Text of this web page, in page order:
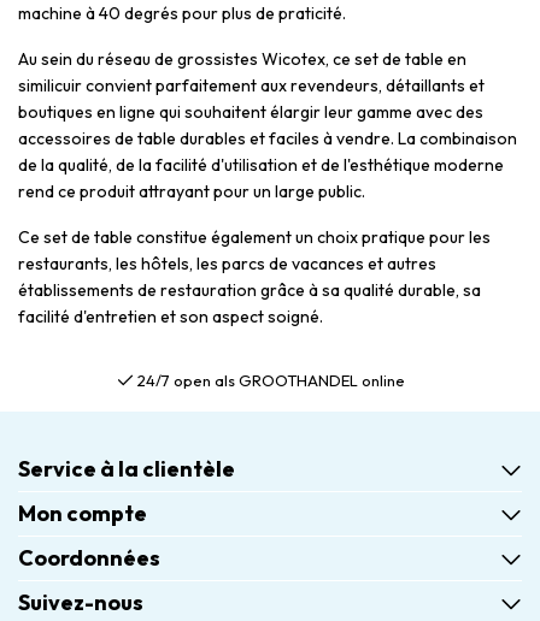
machine à 40 degrés pour plus de praticité.
Au sein du réseau de grossistes Wicotex, ce set de table en
similicuir convient parfaitement aux revendeurs, détaillants et
boutiques en ligne qui souhaitent élargir leur gamme avec des
accessoires de table durables et faciles à vendre. La combinaison
de la qualité, de la facilité d'utilisation et de l'esthétique moderne
rend ce produit attrayant pour un large public.
Ce set de table constitue également un choix pratique pour les
restaurants, les hôtels, les parcs de vacances et autres
établissements de restauration grâce à sa qualité durable, sa
facilité d'entretien et son aspect soigné.
24/7 open als GROOTHANDEL online
Service à la clientèle
Mon compte
Coordonnées
Suivez-nous